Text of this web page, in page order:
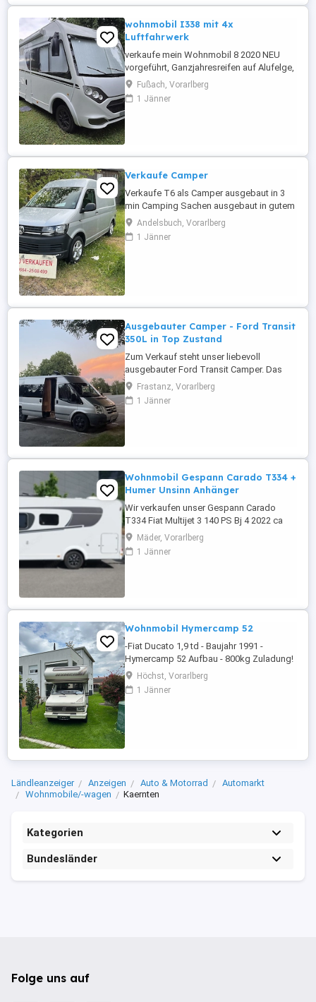
wohnmobil I338 mit 4x
Luftfahrwerk
verkaufe mein Wohnmobil 8 2020 NEU
vorgeführt, Ganzjahresreifen auf Alufelge,
Gasheizung steuerbar mit Handy, carado
i338 von 2020 mit 9 Gang automatik, Sat,
Solar Litium Akku, Aussendusche, 4-fach
Fußach, Vorarlberg
1 Jänner
Verkaufe Camper
Verkaufe T6 als Camper ausgebaut in 3
min Camping Sachen ausgebaut in gutem
gebrauchten Zustand sofort einsatzbereit
einsteigen losfahren neu vorgeführt alles
weitere am Telefon
Andelsbuch, Vorarlberg
1 Jänner
Ausgebauter Camper - Ford Transit
350L in Top Zustand
Zum Verkauf steht unser liebevoll
ausgebauter Ford Transit Camper. Das
Fahrzeug war ursprünglich ein 14-Sitzer
Schulbus. Der Camper befindet sich in
einem sehr gepflegten Zustand, ist
Karosseriezustand ...
Frastanz, Vorarlberg
1 Jänner
Wohnmobil Gespann Carado T334 +
Humer Unsinn Anhänger
Wir verkaufen unser Gespann Carado
T334 Fiat Multijet 3 140 PS Bj 4 2022 ca
21717km und Humer ( Unsinn ) Anhänger
gebremst Bj 7 2013 zulässiges
Gesamtgewicht 1300kg Ausstattung: 4
Gefrierfach, Basis Paket, ...
Mäder, Vorarlberg
1 Jänner
Wohnmobil Hymercamp 52
-Fiat Ducato 1,9 td - Baujahr 1991 -
Hymercamp 52 Aufbau - 800kg Zuladung!
- 213000 Km - 250wp PV mit 100Ah
Lithiumbatterie - Getriebe neu überholt -
Dachfenster neu - Motorradträger 125kg -
Höchst, Vorarlberg
1 Jänner
Ländleanzeiger Anzeigen Auto & Motorrad
Automarkt
Wohnmobile/-wagen
Kaernten
Kategorien
Bundesländer
Folge uns auf